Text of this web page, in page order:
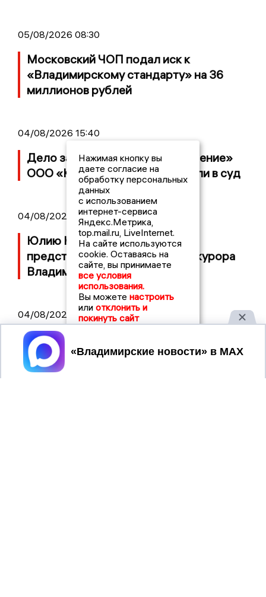
05/08/2026 08:30
Московский ЧОП подал иск к
«Владимирскому стандарту» на 36
миллионов рублей
04/08/2026 15:40
Дело застройщика ЖК «Поколение»
ООО «Капитал Строй» передали в суд
04/08/2026 11:36
Юлию Калистову официально
представили в должности прокурора
Владимирской области
04/08/2026 09:01
В Суздале прошёл Фестиваль Огурца:
сколько потратили на организацию?
Нажимая кнопку вы
даете согласие на
обработку персональных
данных
с использованием
интернет-сервиса
Яндекс.Метрика,
top.mail.ru, LiveInternet.
На сайте используются
cookie. Оставаясь на
сайте, вы принимаете
все условия
использования.
Вы можете настроить
или отклонить и
покинуть сайт
Принять